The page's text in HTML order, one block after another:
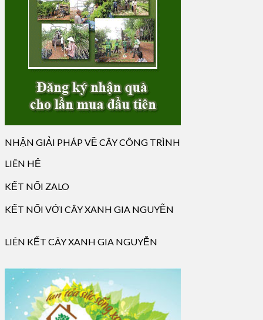
NHẬN GIẢI PHÁP VỀ CÂY CÔNG TRÌNH
LIÊN HỆ
KẾT NỐI ZALO
KẾT NỐI VỚI CÂY XANH GIA NGUYỄN
LIÊN KẾT CÂY XANH GIA NGUYỄN